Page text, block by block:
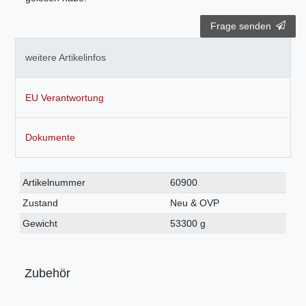
Frage senden
weitere Artikelinfos
EU Verantwortung
Dokumente
Technisches
Merkmal
Wert
Artikelnummer
60900
Zustand
Neu & OVP
Gewicht
53300 g
Zubehör